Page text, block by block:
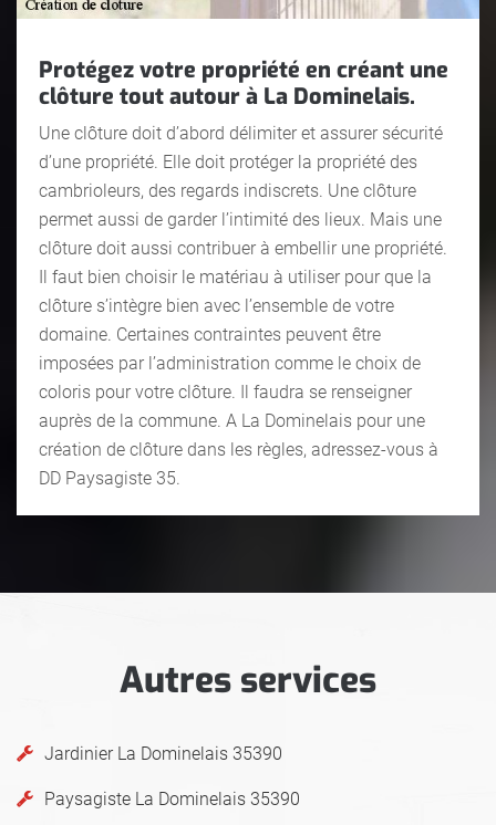
Protégez votre propriété en créant une
clôture tout autour à La Dominelais.
Une clôture doit d’abord délimiter et assurer sécurité
d’une propriété. Elle doit protéger la propriété des
cambrioleurs, des regards indiscrets. Une clôture
permet aussi de garder l’intimité des lieux. Mais une
clôture doit aussi contribuer à embellir une propriété.
Il faut bien choisir le matériau à utiliser pour que la
clôture s’intègre bien avec l’ensemble de votre
domaine. Certaines contraintes peuvent être
imposées par l’administration comme le choix de
coloris pour votre clôture. Il faudra se renseigner
auprès de la commune. A La Dominelais pour une
création de clôture dans les règles, adressez-vous à
DD Paysagiste 35.
Autres services
Jardinier La Dominelais 35390
Paysagiste La Dominelais 35390